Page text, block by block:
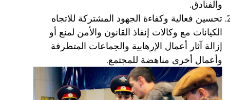
والفنادق.
تحسين فعالية وكفاءة الجهود المشتركة للاتجاه
الكيانات مع وكالات إنفاذ القانون والأمن لمنع أو
إزالة آثار أعمال الإرهابية والجماعات المتطرفة
وأعمال أخرى مناهضة للمجتمع.